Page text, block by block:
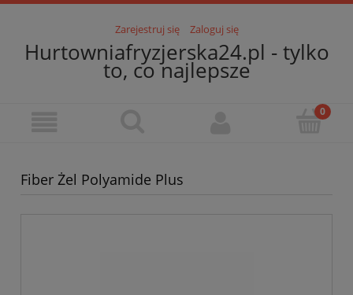
Zarejestruj się Zaloguj się
Hurtowniafryzjerska24.pl - tylko
to, co najlepsze
Fiber Żel Polyamide Plus